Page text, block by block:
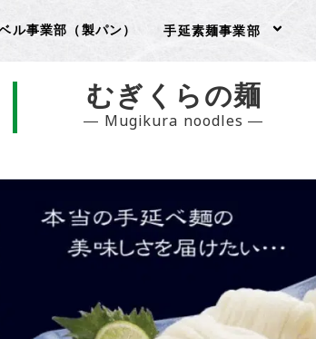
ル事業部（製パン） 手延素麺事業部
むぎくらの麺
― Mugikura noodles ―